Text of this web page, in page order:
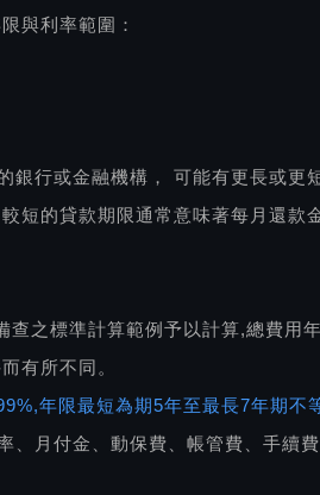
與利率範圍：
銀行或金融機構， 可能有更長或更
短的貸款期限通常意味著每月還
查之標準計算範例予以計算,總費用
有所不同。
年限最短為期5年至最長7年期不
、月付金、動保費、帳管費、手